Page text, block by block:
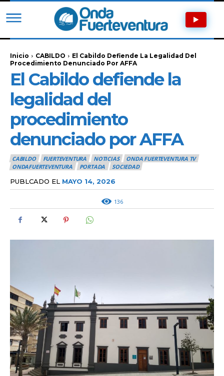
Inicio CABILDO
El Cabildo Defiende La Legalidad Del
Procedimiento Denunciado Por AFFA
El Cabildo defiende la
legalidad del
procedimiento
denunciado por AFFA
CABILDO FUERTEVENTURA NOTICIAS
ONDA FUERTEVENTURA TV
ONDAFUERTEVENTURA
PORTADA SOCIEDAD
PUBLCADO EL MAYO 14, 2026
136